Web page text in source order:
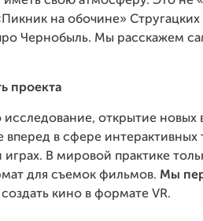
на обочине»
Чернобыль. Мы расскажем
проекта
открытие новых
в сфере интерактивных
В мировой практике
для съемок фильмов. Мы
кино в формате VR.